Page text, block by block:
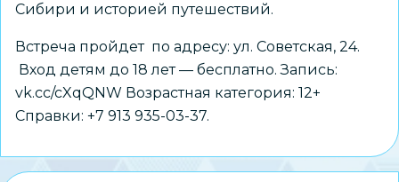
Сибири и историей путешествий.
Встреча пройдет по адресу: ул. Советская, 24.
Вход детям до 18 лет — бесплатно. Запись:
vk.cc/cXqQNW Возрастная категория: 12+
Справки: +7 913 935-03-37.